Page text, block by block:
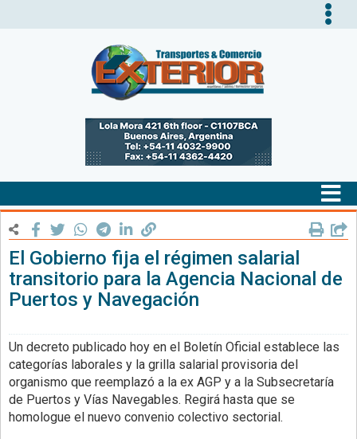
El Gobierno fija el régimen salarial
transitorio para la Agencia Nacional de
Puertos y Navegación
Un decreto publicado hoy en el Boletín Oficial establece las
categorías laborales y la grilla salarial provisoria del
organismo que reemplazó a la ex AGP y a la Subsecretaría
de Puertos y Vías Navegables. Regirá hasta que se
homologue el nuevo convenio colectivo sectorial.